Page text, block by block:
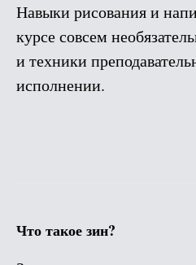
Навыки рисования и
курсе совсем
и техники
исполнении.
Что такое зин?